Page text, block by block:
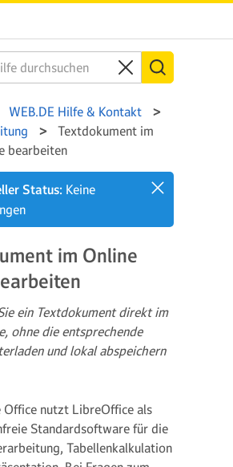
WEB.DE Hilfe & Kontakt
Textdokument im
bearbeiten
Status: Keine
im Online
ein Textdokument direkt im
ohne die entsprechende
und lokal abspeichern
Office nutzt LibreOffice als
Standardsoftware für die
Tabellenkalkulation